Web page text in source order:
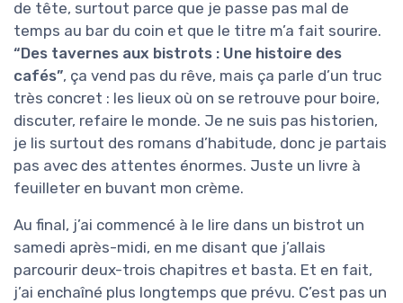
de tête, surtout parce que je passe pas mal de
temps au bar du coin et que le titre m’a fait sourire.
“Des tavernes aux bistrots : Une histoire des
cafés”, ça vend pas du rêve, mais ça parle d’un truc
très concret : les lieux où on se retrouve pour boire,
discuter, refaire le monde. Je ne suis pas historien,
je lis surtout des romans d’habitude, donc je partais
pas avec des attentes énormes. Juste un livre à
feuilleter en buvant mon crème.
Au final, j’ai commencé à le lire dans un bistrot un
samedi après-midi, en me disant que j’allais
parcourir deux-trois chapitres et basta. Et en fait,
j’ai enchaîné plus longtemps que prévu. C’est pas un